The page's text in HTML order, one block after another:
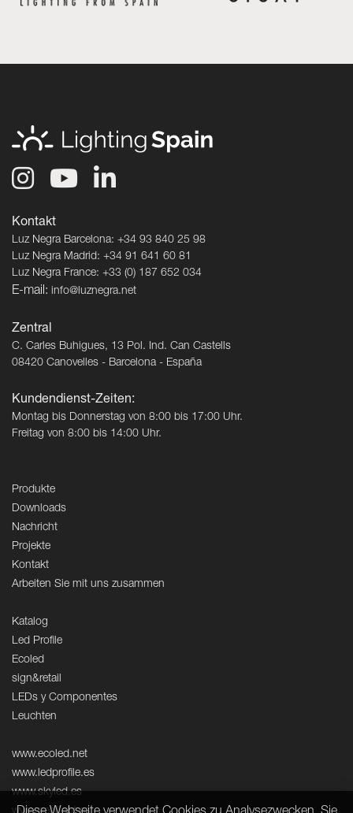
Kontakt
Luz Negra Barcelona: +34 93 840 25 98
Luz Negra Madrid: +34 91 641 60 81
Luz Negra France: +33 (0) 187 652 034
E-mail: info@luznegra.net
Zentral
C. Carles Buhigues, 13 Pol. Ind. Can Castells
08420 Canovelles - Barcelona - España
Kundendienst-Zeiten:
Montag bis Donnerstag von 8:00 bis 17:00 Uhr.
Freitag von 8:00 bis 14:00 Uhr.
Produkte
Downloads
Nachricht
Projekte
Kontakt
Arbeiten Sie mit uns zusammen
Katalog
Led Profile
Ecoled
sign&retail
LEDs y Componentes
Leuchten
www.ecoled.net
www.ledprofile.es
www.skyled.es